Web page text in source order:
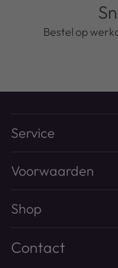
Bestel op
Service
Voorwaarden
Shop
Contact